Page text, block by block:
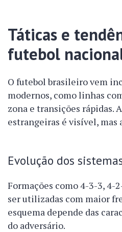
Táticas e
futebol
O futebol brasileiro vem
modernos, como linhas
zona e transições rápidas.
estrangeiras é visível, mas
Evolução dos
Formações como 4-3-3, 4-
ser utilizadas com maior
esquema depende das
do adversário.